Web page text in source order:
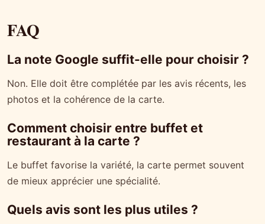
FAQ
La note Google suffit-elle pour choisir ?
Non. Elle doit être complétée par les avis récents, les
photos et la cohérence de la carte.
Comment choisir entre buffet et
restaurant à la carte ?
Le buffet favorise la variété, la carte permet souvent
de mieux apprécier une spécialité.
Quels avis sont les plus utiles ?